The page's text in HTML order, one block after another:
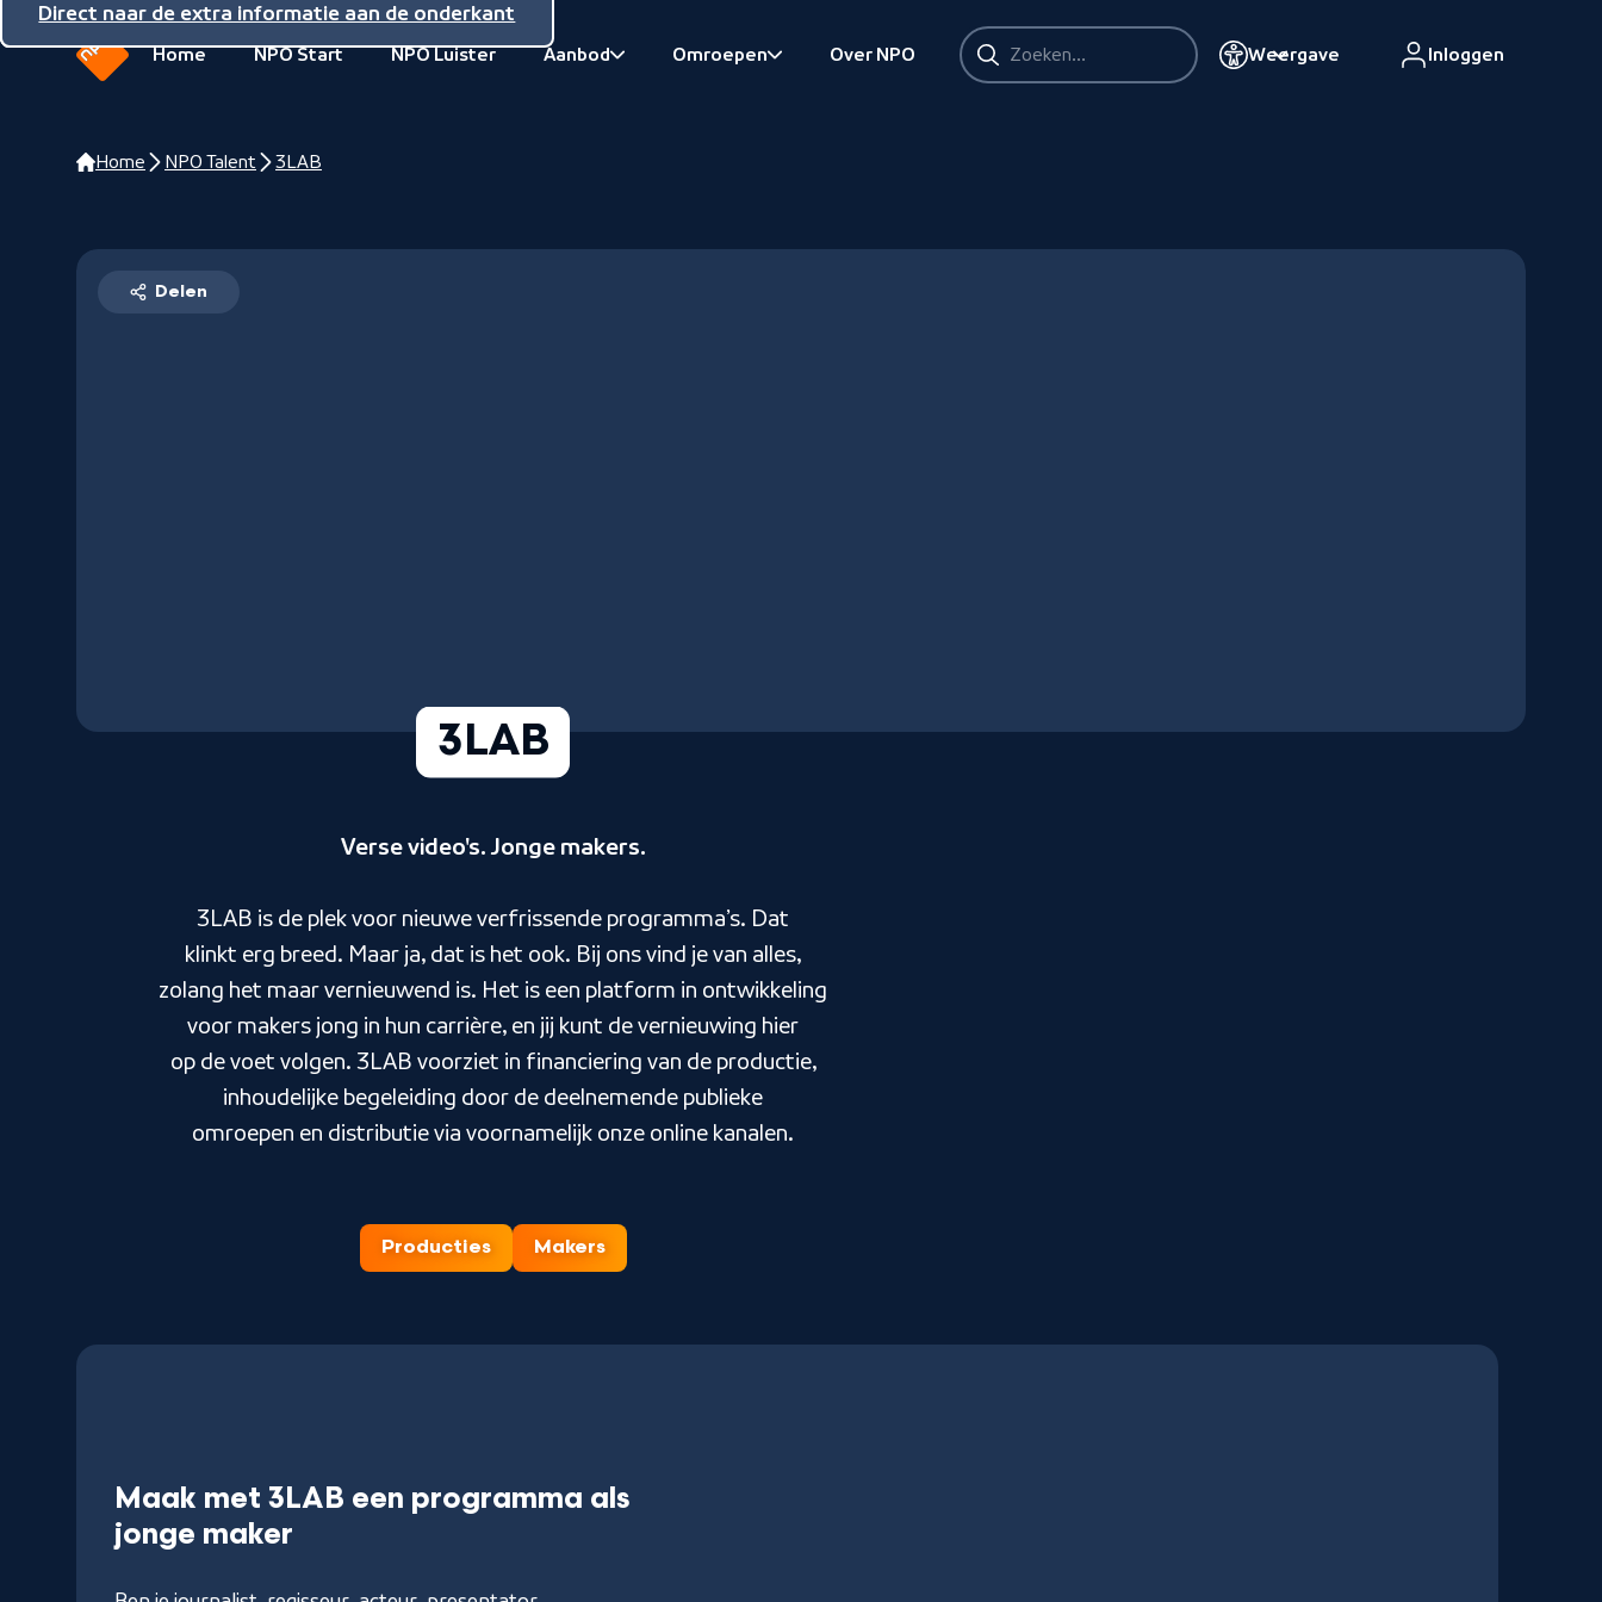
Direct naar de inhoud
Direct naar de hoofdnavigatie
Direct naar de extra informatie aan de onderkant
beginpagina
Home NPO Start NPO Luister
Aanbod
Omroepen
Over NPO
Zoeken
Zoeken
Weergave Inloggen
Home NPO Talent 3LAB
3LAB
Verse video's. Jonge makers.
3LAB is de plek voor nieuwe verfrissende programma’s. Dat
klinkt erg breed. Maar ja, dat is het ook. Bij ons vind je van alles,
zolang het maar vernieuwend is. Het is een platform in ontwikkeling
voor makers jong in hun carrière, en jij kunt de vernieuwing hier
op de voet volgen. 3LAB voorziet in financiering van de productie,
inhoudelijke begeleiding door de deelnemende publieke
omroepen en distributie via voornamelijk onze online kanalen.
Delen
Producties Makers
Maak met 3LAB een programma als
jonge maker